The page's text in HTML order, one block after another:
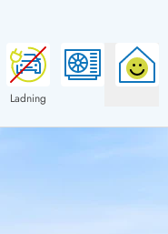
til fangsten
Ladning